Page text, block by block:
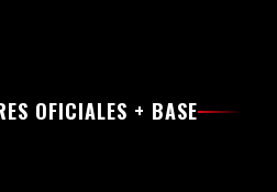
OFICIALES + BASE